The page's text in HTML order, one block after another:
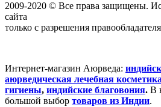
2009-2020 © Все права защищены.
сайта
только с разрешения
Интернет-магазин Аюрведа:
аюрведическая лечебная косметика
гигиены, индийские благовония. В
большой выбор товаров из Индии.